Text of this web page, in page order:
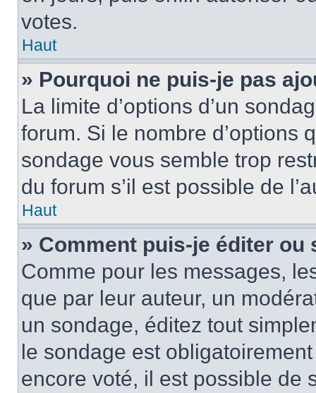
votes.
Haut
» Pourquoi ne puis-je pas
La limite d’options d’un
forum. Si le nombre d’options
sondage vous semble trop
du forum s’il est possible de
Haut
» Comment puis-je éditer ou
Comme pour les messages,
que par leur auteur, un
un sondage, éditez tout
le sondage est
encore voté, il est possible de